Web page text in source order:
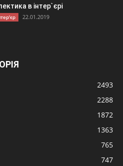
в інтер`єрі
22.01.2019
2493
2288
1872
1363
765
747